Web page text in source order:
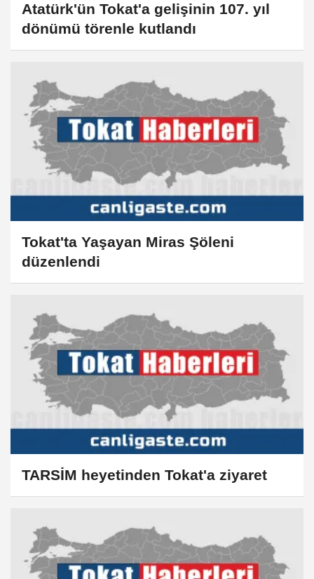
Atatürk'ün Tokat'a gelişinin 107. yıl
dönümü törenle kutlandı
Tokat'ta Yaşayan Miras Şöleni
düzenlendi
TARSİM heyetinden Tokat'a ziyaret